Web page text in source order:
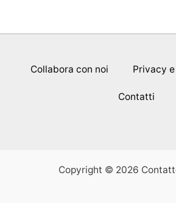
Collabora con noi Privacy
Contatti
Copyright © 2026